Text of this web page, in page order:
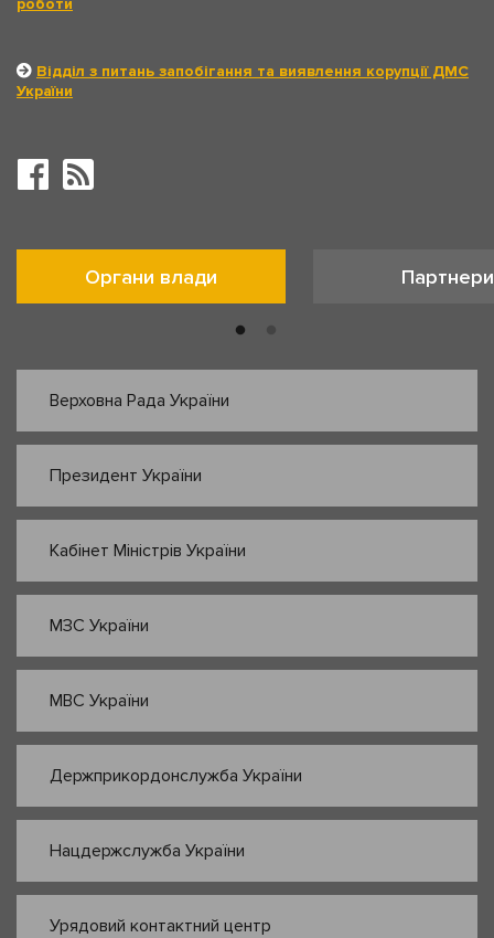
Відділ з питань запобігання та виявлення корупції ДМС
України
Органи влади Партнери
Верховна Рада України
Президент України
Кабінет Міністрів України
МЗС України
МВС України
Держприкордонслужба України
Нацдержслужба України
Урядовий контактний центр